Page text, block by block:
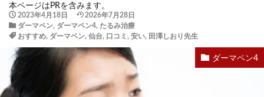
本ページはPRを含みます。
2023年4月18日
2026年7月28日
ダーマペン, ダーマペン4, たるみ治療
おすすめ, ダーマペン, 仙台, 口コミ , 安い, 田澤しおり先生
ダーマペン4